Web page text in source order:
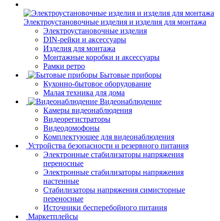
Электроустановочные изделия и изделия для монтажа
Электроустановочные изделия
DIN-рейки и аксессуары
Изделия для монтажа
Монтажные коробки и аксессуары
Рамки ретро
Бытовые приборы
Кухонно-бытовое оборудование
Малая техника для дома
Видеонаблюдение
Камеры видеонаблюдения
Видеорегистраторы
Видеодомофоны
Комплектующее для видеонаблюдения
Устройства безопасности и резервного питания
Электронные стабилизаторы напряжения
переносные
Электронные стабилизаторы напряжения
настенные
Стабилизаторы напряжения симисторные
переносные
Источники бесперебойного питания
Маркетплейсы